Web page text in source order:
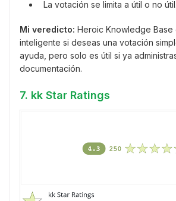
La votación se limita a útil o no útil.
Mi veredicto: Heroic Knowledge Base
inteligente si deseas una votación
ayuda, pero solo es útil si ya
documentación.
7. kk Star Ratings